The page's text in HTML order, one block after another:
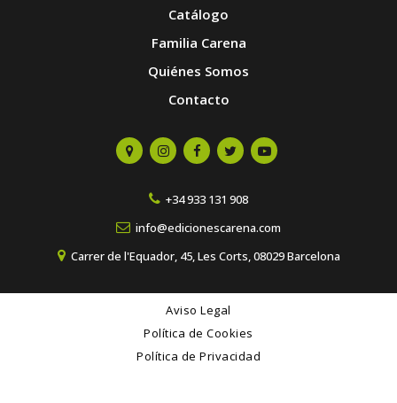
Catálogo
Familia Carena
Quiénes Somos
Contacto
+34 933 131 908
info@edicionescarena.com
Carrer de l'Equador, 45, Les Corts, 08029 Barcelona
Aviso Legal
Política de Cookies
Política de Privacidad